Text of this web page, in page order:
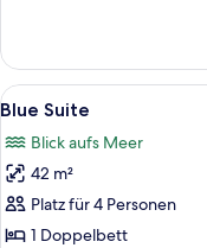
Suite
Alle
Fotos
für
Blue
Suite
anzeigen
6
Blue Suite
Blick aufs Meer
42 m²
Platz für 4 Personen
1 Doppelbett